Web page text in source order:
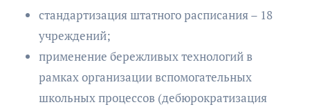
стандартизация штатного расписания – 18
учреждений;
применение бережливых технологий в
рамках организации вспомогательных
школьных процессов (дебюрократизация